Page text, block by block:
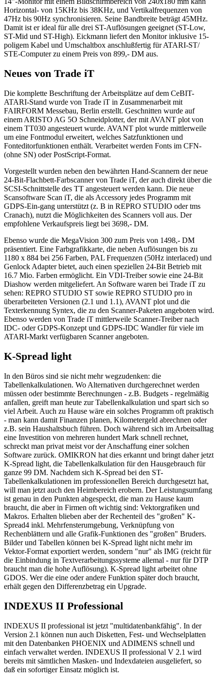
Horizontal- von 15KHz bis 38KHz, und Vertikalfrequenzen von
47Hz bis 90Hz synchronisieren. Seine Bandbreite beträgt 45MHz.
Damit ist er ideal für alle drei ST-Auflösungen geeignet (ST-Low,
ST-Mid und ST-High). Eickmann liefert den Monitor inklusive 15-
poligem Kabel und Umschaltbox anschlußfertig für ATARI-ST/
STE-Computer zu einem Preis von 899,- DM aus.
Neues von Trade iT
Die komplette Beschriftung der Arbeitsplätze auf dem CeBIT-
ATARI-Stand wurde von Trade iT in Zusammenarbeit mit
FAIRFORM Messebau, Berlin erstellt. Geschnitten wurde auf
einem ARISTO AG 5O Schneidplotter, der mit AVANT plot von
einem TT030 angesteuert wurde. AVANT plot wurde mittlerweile
um eine Fontmodul erweitert, welches Satzfunktionen und
Fonteditorfunktionen enthält. Verarbeitet werden Fonts im CFN-
(ohne SN) oder PostScript-Format.
Vorgestellt wurden neben den bewährten Hand-Scannern der neue
24-Bit-Flachbett-Farbscanner von Trade iT, der auch direkt über die
SCSI-Schnittstelle des TT angesteuert werden kann. Die neue
Scansoftware Scan iT, die als Accessory jedes Programm mit
GDPS-Ein-gang unterstützt (z. B in REPRO STUDIO oder tms
Cranach), nutzt die Möglichkeiten des Scanners voll aus. Der
empfohlene Verkaufspreis liegt bei 3698,- DM.
Ebenso wurde die MegaVision 300 zum Preis von 1498,- DM
präsentiert. Eine Farbgrafikkarte, die neben Auflösungen bis zu
1180 x 884 bei 256 Farben, PAL Frequenzen (50Hz interlaced) und
Genlock Adapter bietet, auch einen speziellen 24-Bit Betrieb mit
16.7 Mio. Farben ermöglicht. Ein VDI-Treiber sowie eine 24-Bit
Diashow werden mitgeliefert. An Software waren bei Trade iT zu
sehen: REPRO STUDIO ST sowie REPRO STUDIO pro in
überarbeiteten Versionen (2.1 und 1.1), AVANT plot und die
Texterkennung Syntex, die zu den Scanner-Paketen angeboten wird.
Ebenso werden von Trade iT mittlerweile Scanner-Treiber nach
IDC- oder GDPS-Konzept und GDPS-IDC Wandler für viele im
ATARI-Markt verfügbaren Scanner angeboten.
K-Spread light
In den Büros sind sie nicht mehr wegzudenken: die
Tabellenkalkulationen. Wo Alternativen durchgerechnet werden
müssen oder bestimmte Berechnungen - z.B. Budgets - regelmäßig
anfallen, greift man heute zur Tabellenkalkulation und spart sich so
viel Arbeit. Auch zu Hause wäre ein solches Programm oft praktisch
- man kann damit Finanzen planen, Kilometergeld abrechnen oder
z.B. sein Haushaltsbuch führen. Doch während sich im Arbeitsalltag
eine Investition von mehreren hundert Mark schnell rechnet,
schreckt man privat meist vor der Anschaffung einer solchen
Software zurück. OMIKRON hat dies erkannt und bringt daher jetzt
K-Spread light, die Tabellenkalkulation für den Hausgebrauch für
ganze 99 DM. Nachdem sich K-Spread bei den ST-
Tabellenkalkulationen im professionellen Bereich durchgesetzt hat,
will man jetzt auch den Heimbereich erobern. Der Leistungsumfang
ist genau in den Punkten abgespeckt, die man zu Hause kaum
braucht, die aber in Firmen oft wichtig sind: Vektorgrafiken und
Makros. Erhalten blieben aber der Rechenteil des "großen" K-
Spread4 inkl. Mehrfensterumgebung, Verknüpfung von
Rechenblättern und alle Grafik-Funktionen des "großen" Bruders.
Bilder und Tabellen können bei K-Spread light nicht mehr im
Vektor-Format exportiert werden, sondern "nur" als IMG (reicht für
die Einbindung in Textverarbeitungssysteme allemal - nur für DTP
braucht man die hohe Auflösung). K-Spread light arbeitet ohne
GDOS. Wer die eine oder andere Funktion später doch braucht,
erhält gegen den Differenzbetrag ein Upgrade.
INDEXUS II Professional
INDEXUS II professional ist jetzt "multidatenbankfähig". In der
Version 2.1 können nun auch Disketten, Fest- und Wechselplatten
mit den Datenbanken PHOENIX und ADIMENS schnell und
einfach verwaltet werden. INDEXUS II professional V 2.1 wird
bereits mit sämtlichen Masken- und Indexdateien ausgeliefert, so
daß ein sofortiger Einsatz möglich ist.